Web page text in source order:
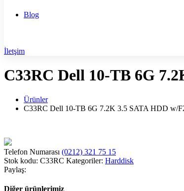
Blog
İletşim
C33RC Dell 10-TB 6G
Ürünler
C33RC Dell 10-TB 6G 7.2K 3.5 SATA HDD w/
Telefon Numarası (0212) 321 75 15
Stok kodu: C33RC Kategoriler: Harddisk
Paylaş:
Diğer ürünlerimiz